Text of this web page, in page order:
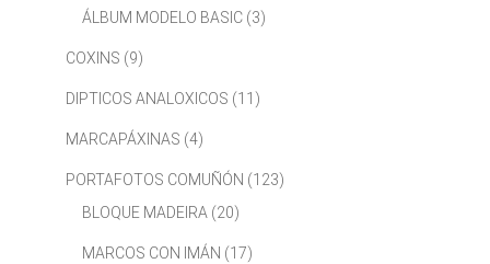
ÁLBUM MODELO BASIC (3)
COXINS (9)
DIPTICOS ANALOXICOS (11)
MARCAPÁXINAS (4)
PORTAFOTOS COMUÑÓN (123)
BLOQUE MADEIRA (20)
MARCOS CON IMÁN (17)